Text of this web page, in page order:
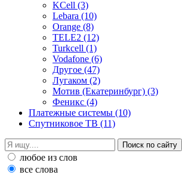
KCell (3)
Lebara (10)
Orange (8)
TELE2 (12)
Turkcell (1)
Vodafone (6)
Другое (47)
Лугаком (2)
Мотив (Екатеринбург) (3)
Феникс (4)
Платежные системы (10)
Спутниковое ТВ (11)
любое из слов
все слова